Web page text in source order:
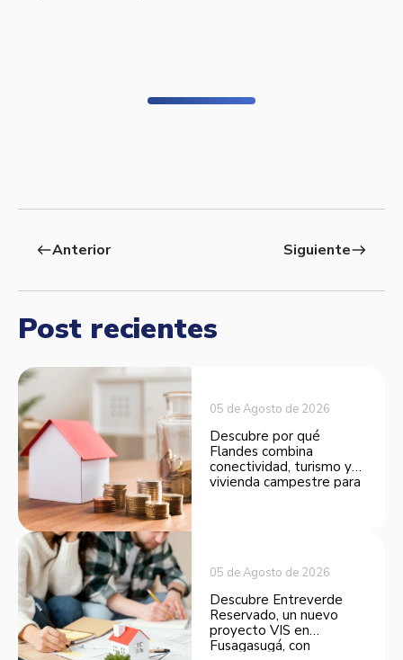
westAnterior Siguienteeast
Post recientes
05 de Agosto de 2026
Descubre por qué
Flandes combina
conectividad, turismo y
vivienda campestre para
05 de Agosto de 2026
Descubre Entreverde
Reservado, un nuevo
proyecto VIS en
Fusagasugá, con